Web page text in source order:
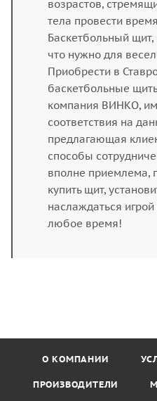
возрастов,
тела провести
Баскетбольный
что нужно для
Приобрести в
баскетбольные
компания ВИНКО,
соответствия на
предлагающая
способы
вполне приемлема,
купить щит,
наслаждаться
любое время!
О КОМПАНИИ
ПРОИЗВОДИТЕЛИ